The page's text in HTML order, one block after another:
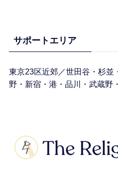
サポートエリア
東京23区近郊／世田谷・杉並
野・新宿・港・品川・武蔵野